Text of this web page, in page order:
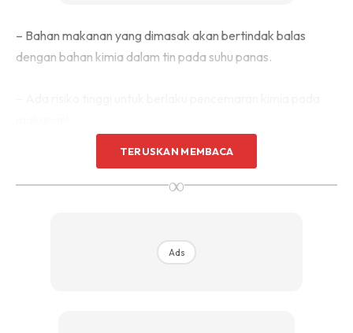
– Bahan makanan yang dimasak akan bertindak balas
dengan bahan kimia dalam tin pada suhu panas.
boleh membahayakan kesihatan.
TERUSKAN MEMBACA
∞
Ads